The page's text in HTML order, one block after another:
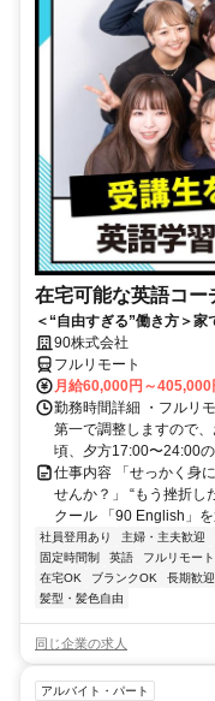
在宅可能な英語コー
＜“自由すぎる”働き方＞家
90株式会社
フルリモート
月給60,000円～405,000
勤務時間詳細 ・フルリ
第一で調整しますので
頃、夕方17:00〜24:00
仕事内容 「せっかく身
せんか？」 “もう挫折し
クール 「90 English」
社員登用あり 主婦・主夫歓迎
固定時間制
英語 フルリモート
在宅OK
ブランクOK 長期歓迎
髪型・髪色自由
同じ企業の求人
アルバイト・パート